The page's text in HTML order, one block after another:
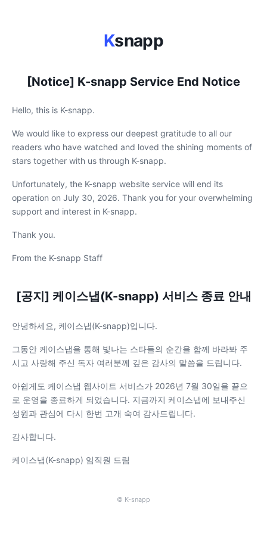
Ksnapp
[Notice] K-snapp Service End Notice
Hello, this is K-snapp.
We would like to express our deepest gratitude to all our
readers who have watched and loved the shining moments of
stars together with us through K-snapp.
Unfortunately, the K-snapp website service will end its
operation on July 30, 2026. Thank you for your overwhelming
support and interest in K-snapp.
Thank you.
From the K-snapp Staff
[공지] 케이스냅(K-snapp) 서비스 종료 안내
안녕하세요, 케이스냅(K-snapp)입니다.
그동안 케이스냅을 통해 빛나는 스타들의 순간을 함께 바라봐 주
시고 사랑해 주신 독자 여러분께 깊은 감사의 말씀을 드립니다.
아쉽게도 케이스냅 웹사이트 서비스가 2026년 7월 30일을 끝으
로 운영을 종료하게 되었습니다. 지금까지 케이스냅에 보내주신
성원과 관심에 다시 한번 고개 숙여 감사드립니다.
감사합니다.
케이스냅(K-snapp) 임직원 드림
© K-snapp